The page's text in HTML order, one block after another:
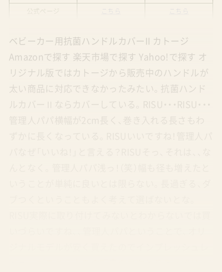
ベビーカー用抗菌ハンドルカバーII カトージ
Amazonで探す 楽天市場で探す Yahoo!で探す オ
リジナル版ではカトージから販売中のハンドルが
太い商品に対応できなかったみたい。抗菌ハンド